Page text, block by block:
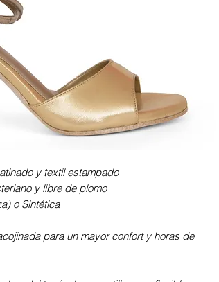
y textil estampado
y libre de plomo
o Sintética
para un mayor confort y horas de